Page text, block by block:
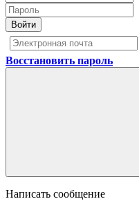
Войти
Восстановить пароль
Написать сообщение